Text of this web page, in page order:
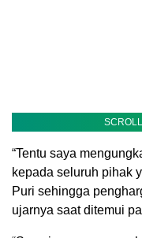
“Tentu saya
kepada seluruh pihak
Puri sehingga
ujarnya saat ditemui